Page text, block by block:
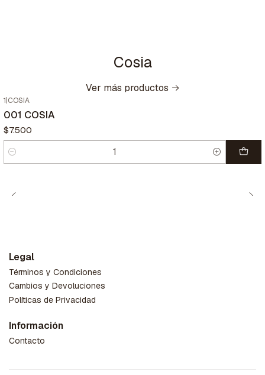
Cosia
Ver más productos
1 COSIA
001 COSIA
$7.500
Cantidad
Legal
Términos y Condiciones
Cambios y Devoluciones
Políticas de Privacidad
Información
Contacto